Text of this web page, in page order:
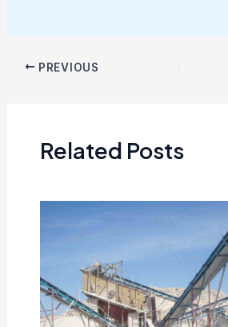
PREVIOUS
Related Posts